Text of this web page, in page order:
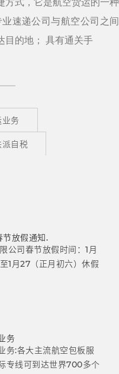
速递公司与航空公司之间
目的地； 具有通关手
业务
派自税
放假通知.
公司春节放假时间：1月
1月27（正月初六）休假
务
务:各大主流航空包板服
专线可到达世界700多个